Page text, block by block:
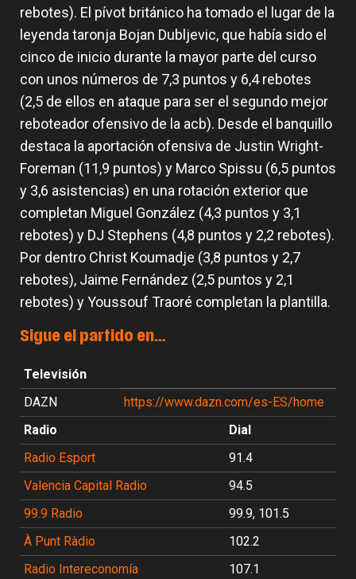
rebotes). El pívot británico ha tomado el lugar de la
leyenda taronja Bojan Dubljevic, que había sido el
cinco de inicio durante la mayor parte del curso
con unos números de 7,3 puntos y 6,4 rebotes
(2,5 de ellos en ataque para ser el segundo mejor
reboteador ofensivo de la acb). Desde el banquillo
destaca la aportación ofensiva de Justin Wright-
Foreman (11,9 puntos) y Marco Spissu (6,5 puntos
y 3,6 asistencias) en una rotación exterior que
completan Miguel González (4,3 puntos y 3,1
rebotes) y DJ Stephens (4,8 puntos y 2,2 rebotes).
Por dentro Christ Koumadje (3,8 puntos y 2,7
rebotes), Jaime Fernández (2,5 puntos y 2,1
rebotes) y Youssouf Traoré completan la plantilla.
Sigue el partido en…
Televisión
DAZN
https://www.dazn.com/es-ES/home
Radio
Dial
Radio Esport
91.4
Valencia Capital Radio
94.5
99.9 Radio
99.9, 101.5
À Punt Ràdio
102.2
Radio Intereconomía
107.1